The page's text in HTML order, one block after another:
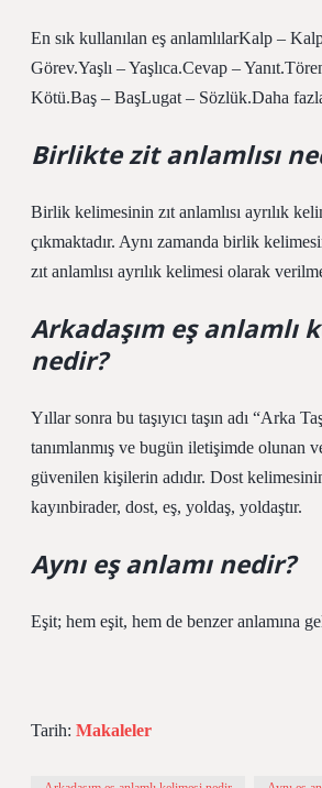
En sık kullanılan eş anlamlılarKalp –
Görev.Yaşlı – Yaşlıca.Cevap –
Kötü.Baş – BaşLugat – Sözlük.Daha
Birlikte zit anlamlısı
Birlik kelimesinin zıt anlamlısı ayrılık
çıkmaktadır. Aynı zamanda birlik
zıt anlamlısı ayrılık kelimesi olarak
Arkadaşım eş anlamlı
nedir?
Yıllar sonra bu taşıyıcı taşın adı “Arka
tanımlanmış ve bugün iletişimde olunan
güvenilen kişilerin adıdır. Dost
kayınbirader, dost, eş, yoldaş, yoldaştır.
Aynı eş anlamı nedir?
Eşit; hem eşit, hem de benzer anlamına
Tarih: Makaleler